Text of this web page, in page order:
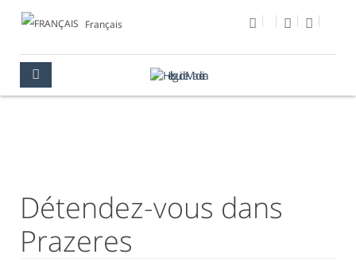
Français
Détendez-vous dans
Prazeres